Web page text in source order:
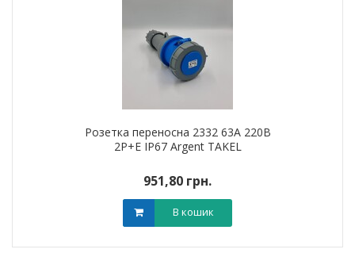
Розетка переносна 2332 63А 220В
2Р+Е IP67 Argent TAKEL
951,80 грн.
В кошик